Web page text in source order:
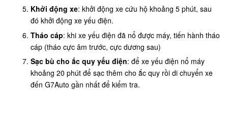
Khởi động xe: khởi động xe cứu hộ khoảng 5 phút, sau
đó khởi động xe yếu điện.
Tháo cáp: khi xe yếu điện đã nổ được máy, tiến hành tháo
cáp (tháo cực âm trước, cực dương sau)
Sạc bù cho ắc quy yếu điện: để xe yếu điện nổ máy
khoảng 20 phút để sạc thêm cho ắc quy rồi di chuyển xe
đến G7Auto gần nhất để kiểm tra.